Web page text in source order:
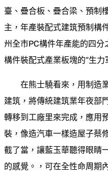
臺、疊合板、疊合梁、預制
主，年產裝配式建筑預制構
州全市PC構件年產能的四
構件裝配式產業板塊的“生力
在熊士驍看來，用制造
建筑，將傳統建筑業年夜部
轉移到工廠里來完成，應用
裝，像造汽車一樣造屋子蔡
截了當，讓藍玉華聽得眼睛
的感覺。，可在全性命周期